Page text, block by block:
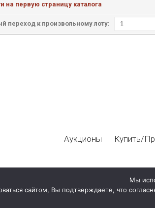
на первую страницу каталога
переход к произвольному лоту:
Аукционы Купить/
Мы
сайтом, Вы подтверждаете, что